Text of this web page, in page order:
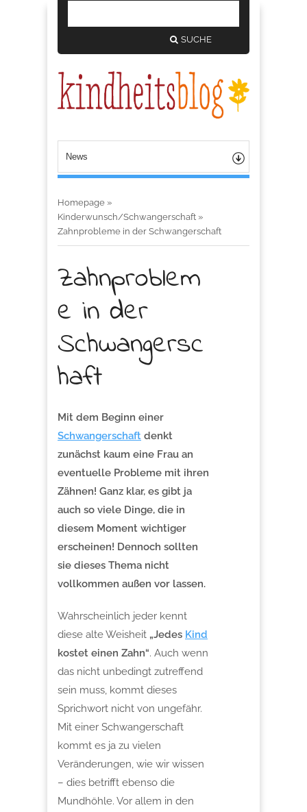
SUCHE
Homepage »
Kinderwunsch/Schwangerschaft »
Zahnprobleme in der Schwangerschaft
Zahnproblem
e in der
Schwangersc
haft
Mit dem Beginn einer
Schwangerschaft denkt
zunächst kaum eine Frau an
eventuelle Probleme mit ihren
Zähnen! Ganz klar, es gibt ja
auch so viele Dinge, die in
diesem Moment wichtiger
erscheinen! Dennoch sollten
sie dieses Thema nicht
vollkommen außen vor lassen.
Wahrscheinlich jeder kennt
diese alte Weisheit „Jedes Kind
kostet einen Zahn“. Auch wenn
das nicht unbedingt zutreffend
sein muss, kommt dieses
Sprichwort nicht von ungefähr.
Mit einer Schwangerschaft
kommt es ja zu vielen
Veränderungen, wie wir wissen
– dies betrifft ebenso die
Mundhöhle. Vor allem in den